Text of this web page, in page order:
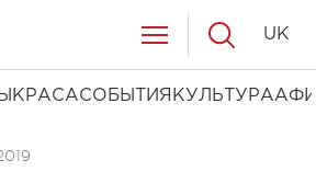
КРАСАСОБЫТИЯ КУЛЬТУРА
UK